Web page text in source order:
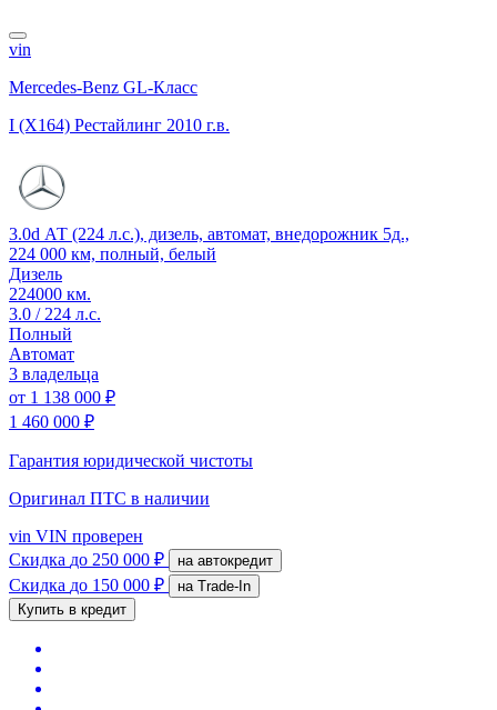
vin
Mercedes-Benz GL-Класс
I (X164) Рестайлинг 2010 г.в.
3.0d АТ (224 л.с.), дизель, автомат, внедорожник 5д.,
224 000 км, полный, белый
Дизель
224000 км.
3.0 / 224 л.с.
Полный
Автомат
3 владельца
от 1 138 000 ₽
1 460 000 ₽
Гарантия юридической чистоты
Оригинал ПТС в наличии
vin VIN проверен
Скидка до 250 000 ₽ на автокредит
Скидка до 150 000 ₽
на Trade-In
Купить в кредит